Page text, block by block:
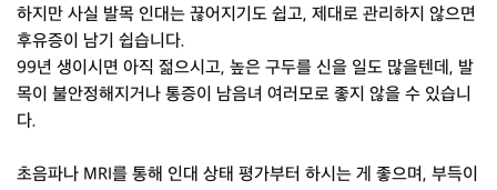
하지만 사실 발목 인대는 끊어지기도 쉽고, 제대로 관리하지 않으면
후유증이 남기 쉽습니다.
99년 생이시면 아직 젊으시고, 높은 구두를 신을 일도 많을텐데, 발
목이 불안정해지거나 통증이 남음녀 여러모로 좋지 않을 수 있습니
다.
초음파나 MRI를 통해 인대 상태 평가부터 하시는 게 좋으며, 부득이